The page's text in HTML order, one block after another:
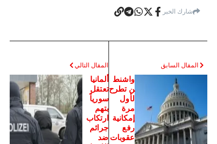
شارك الخبر
المقال السابق
واشنط
ن تطرح
لأول
مرة
إمكانية
رفع
عقوبات
المقال التالي
ألمانيا
تعتقل
سورياً
بتهم
ارتكاب
جرائم
ضد